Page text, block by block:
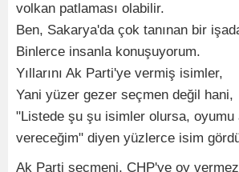
volkan patlaması olabilir.
Ben, Sakarya'da çok tanınan bir
Binlerce insanla konuşuyorum.
Yıllarını Ak Parti'ye vermiş isimler,
Yani yüzer gezer seçmen değil hani,
"Listede şu şu isimler olursa, oyumu
vereceğim" diyen yüzlerce isim
Ak Parti seçmeni, CHP'ye oy